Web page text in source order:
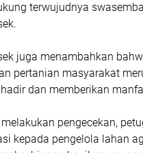
terwujudnya
juga menambahkan
pertanian masyarakat
dan memberikan
pengecekan,
kepada pengelola lahan